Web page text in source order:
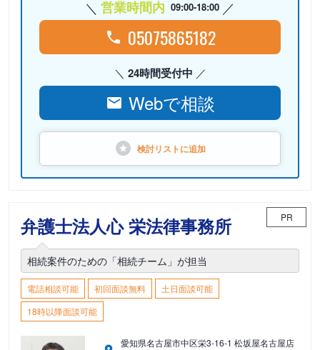
営業時間内 09:00-18:00
05075865182
24時間受付中
Webで相談
検討リストに追加
弁護士法人心 栄法律事務所 PR
相続案件のための「相続チーム」が担当
電話相談可能 初回面談無料
土日面談可能
18時以降面談可能
愛知県名古屋市中区栄3-16-1 松坂屋名古屋店